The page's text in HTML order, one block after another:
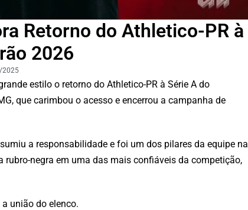
Retorno do Athletico-PR à
2026
estilo o retorno do Athletico-PR à Série A do
que carimbou o acesso e encerrou a campanha de
a responsabilidade e foi um dos pilares da equipe na
negra em uma das mais confiáveis da competição,
união do elenco.